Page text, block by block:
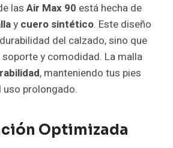
las Air Max 90 está hecha de
y cuero sintético. Este diseño
del calzado, sino que
y comodidad. La malla
, manteniendo tus pies
prolongado.
Optimizada